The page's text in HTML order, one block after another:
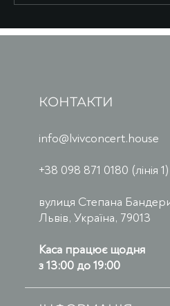
КОНТАКТИ
info@lvivconcert.house
+38 098 871 0180 (лінія 1)
вулиця Степана
Львів, Україна, 79013
Каса працює щодня
з 13:00 до 19:00